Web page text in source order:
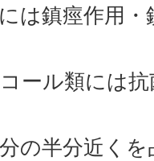
は鎮痙作用
ール類には
の半分近く